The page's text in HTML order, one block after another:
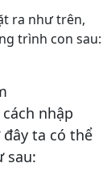
ra như trên,
trình con sau:
cách nhập
ta có thể
sau: